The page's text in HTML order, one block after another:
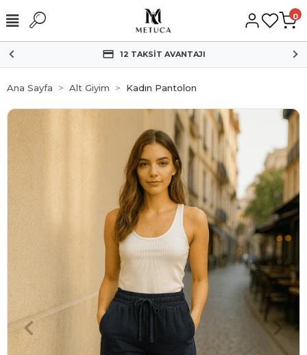
0
12 TAKSİT AVANTAJI
Ana Sayfa Alt Giyim Kadın Pantolon